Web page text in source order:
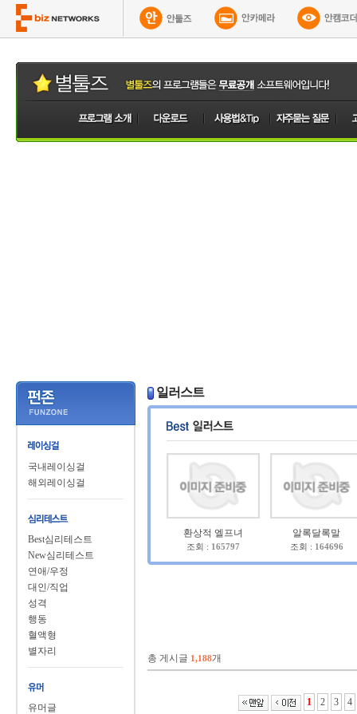
국내레이싱걸
해외레이싱걸
Best심리테스트
New심리테스트
연애/우정
대인/직업
성격
행동
혈액형
별자리
유머글
일러스트
환상적 엘프녀
조회 : 165797
알록달록말
조회 : 164696
총 게시글 1,188개
1 2 3 4